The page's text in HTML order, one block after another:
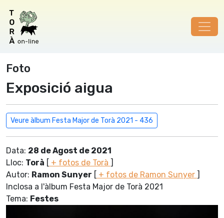
Foto
Exposició aigua
Veure àlbum Festa Major de Torà 2021 - 436
Data: 28 de Agost de 2021
Lloc: Torà [ + fotos de Torà ]
Autor: Ramon Sunyer [ + fotos de Ramon Sunyer ]
Inclosa a l'àlbum Festa Major de Torà 2021
Tema: Festes